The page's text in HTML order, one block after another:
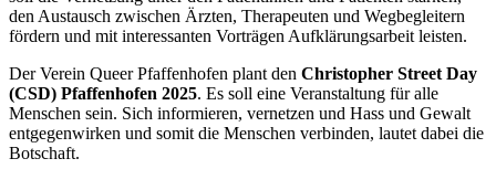
den Austausch zwischen Ärzten, Therapeuten und Wegbegleitern
fördern und mit interessanten Vorträgen Aufklärungsarbeit leisten.
Der Verein Queer Pfaffenhofen plant den Christopher Street Day
(CSD) Pfaffenhofen 2025. Es soll eine Veranstaltung für alle
Menschen sein. Sich informieren, vernetzen und Hass und Gewalt
entgegenwirken und somit die Menschen verbinden, lautet dabei die
Botschaft.